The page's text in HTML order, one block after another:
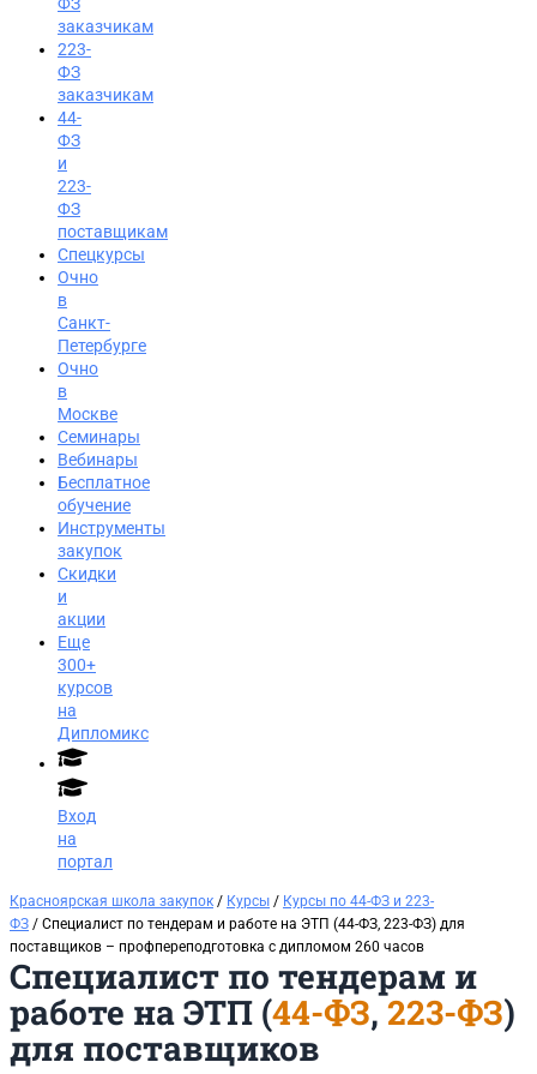
Вход на портал
8 (391) 986-04-74
Заказать звонок
заказчикам
223-
ФЗ
заказчикам
44-
ФЗ
и
223-
ФЗ
поставщикам
Спецкурсы
Очно
в
Санкт-
Петербурге
Очно
в
Москве
Семинары
Вебинары
Бесплатное
обучение
Инструменты
закупок
Скидки
и
акции
Еще
300+
курсов
на
Дипломикс
Вход
на
портал
Красноярская школа закупок / Курсы / Курсы по 44-ФЗ и 223-
ФЗ / Специалист по тендерам и работе на ЭТП (44-ФЗ, 223-ФЗ) для
поставщиков​ – профпереподготовка с дипломом 260 часов
Специалист по тендерам и
работе на ЭТП (44-ФЗ, 223-ФЗ)
для поставщиков